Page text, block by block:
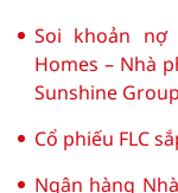
Soi khoản nợ
Homes – Nhà
Sunshine Group
Cổ phiếu FLC
Ngân hàng